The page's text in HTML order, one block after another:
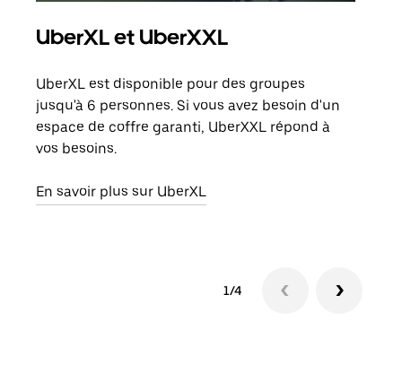
UberXL et UberXXL
UberXL est disponible pour des groupes
jusqu'à 6 personnes. Si vous avez besoin d'un
espace de coffre garanti, UberXXL répond à
vos besoins.
En savoir plus sur UberXL
1/4